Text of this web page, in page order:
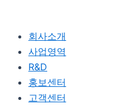
회사소개
사업영역
R&D
홍보센터
고객센터